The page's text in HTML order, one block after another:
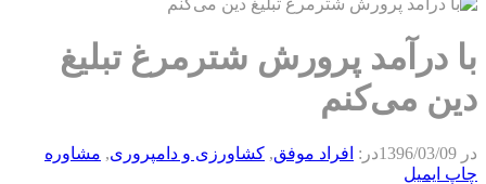
با درآمد پرورش شترمرغ تبلیغ
دین می‌کنم
در 1396/03/09در: افراد موفق, كشاورزی و دامپروری, مشاوره
چاپ ایمیل